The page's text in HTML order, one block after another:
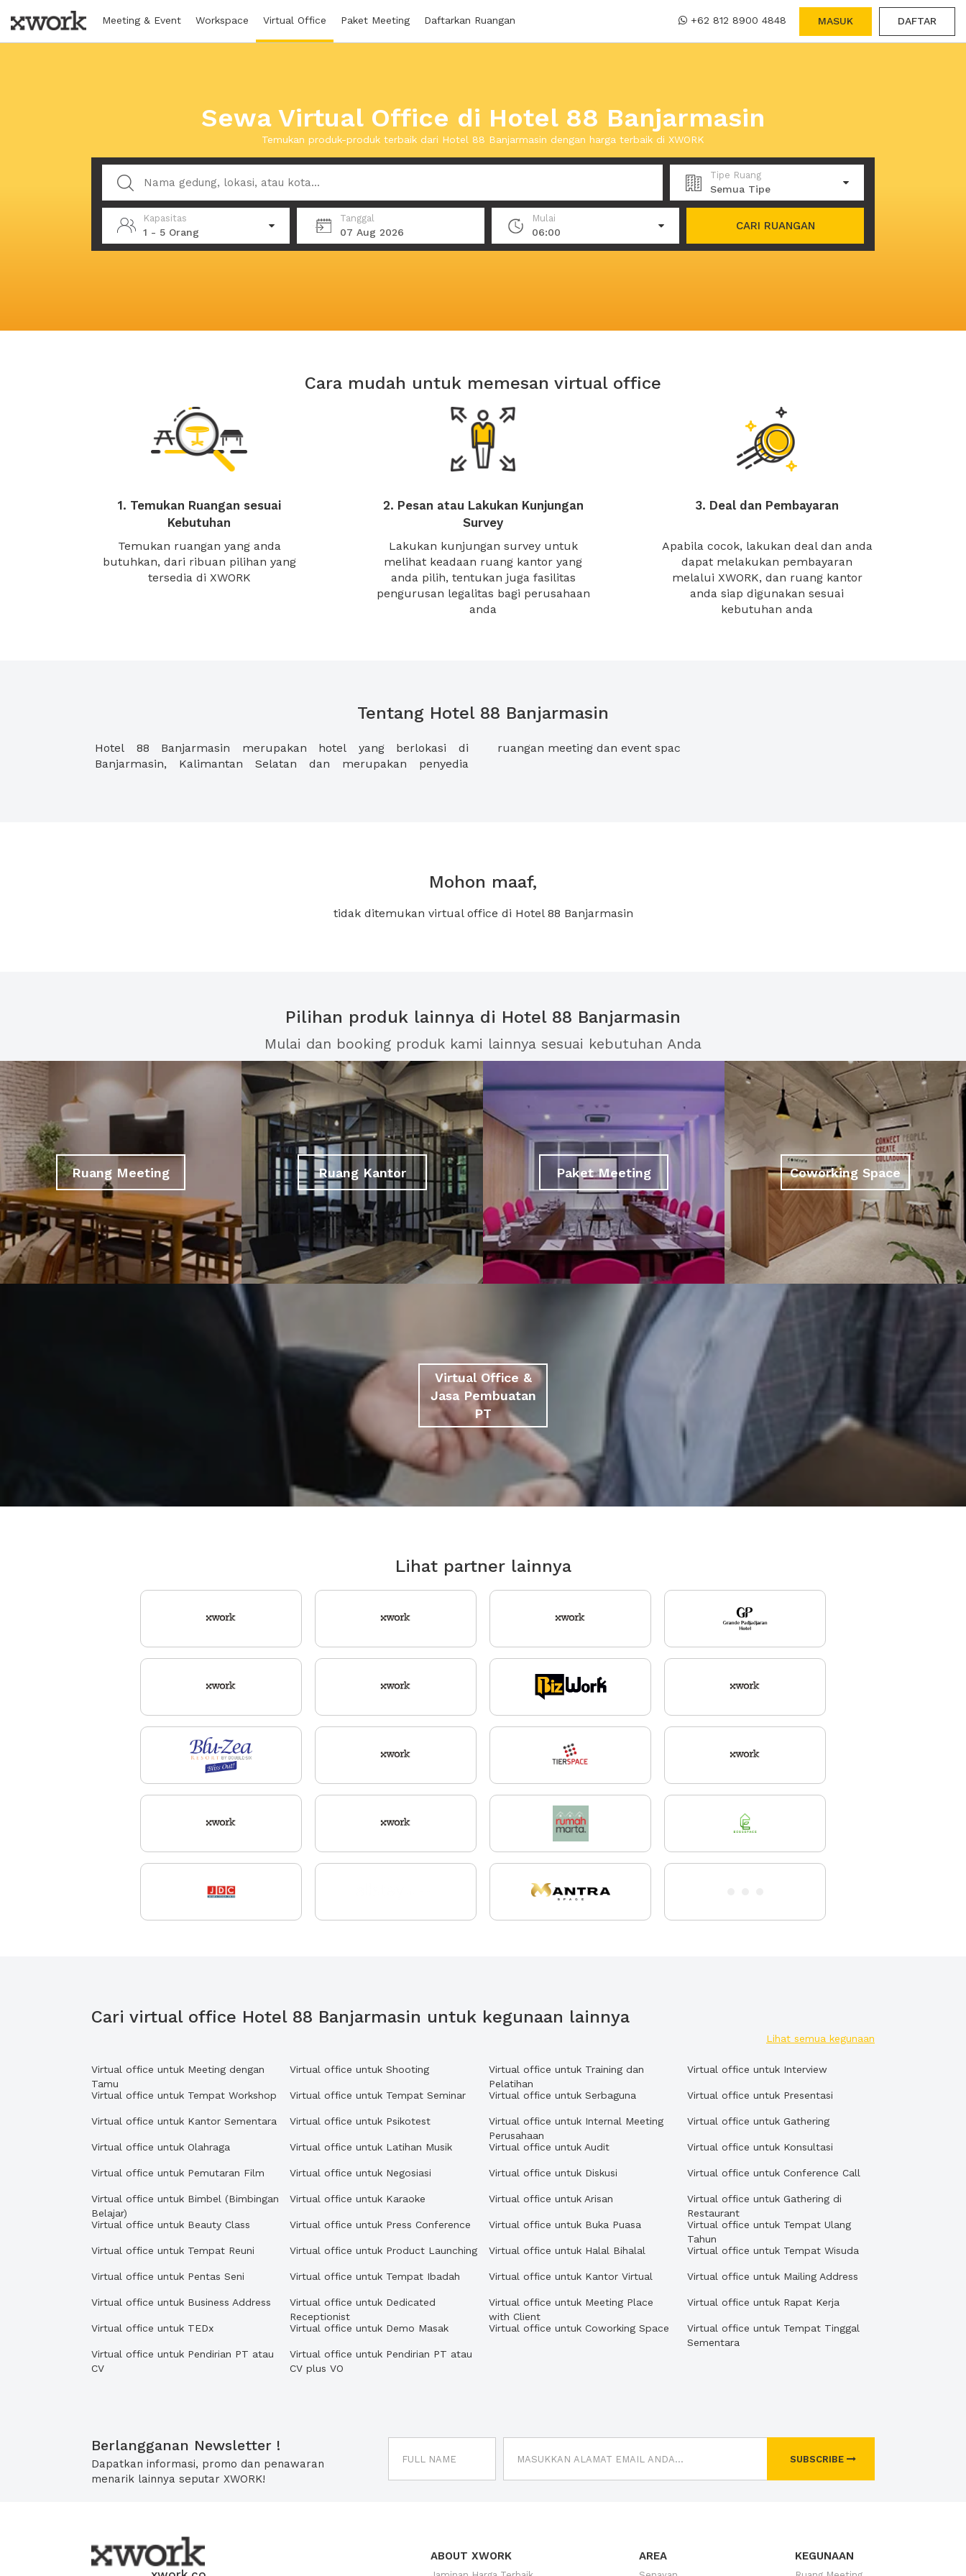
Meeting & Event Workspace Virtual Office Paket Meeting Daftarkan Ruangan +62 812 8900 4848 MASUK DAFTAR
Sewa Virtual Office di Hotel 88 Banjarmasin
Temukan produk-produk terbaik dari Hotel 88 Banjarmasin dengan harga terbaik di XWORK
Tipe Ruang
Semua Tipe
Kapasitas
1 - 5 Orang
Tanggal
07 Aug 2026
Mulai
06:00
CARI RUANGAN
Cara mudah untuk memesan virtual office
1. Temukan Ruangan sesuai
Kebutuhan
Temukan ruangan yang anda
butuhkan, dari ribuan pilihan yang
tersedia di XWORK
2. Pesan atau Lakukan Kunjungan
Survey
Lakukan kunjungan survey untuk
melihat keadaan ruang kantor yang
anda pilih, tentukan juga fasilitas
pengurusan legalitas bagi perusahaan
anda
3. Deal dan Pembayaran
Apabila cocok, lakukan deal dan anda
dapat melakukan pembayaran
melalui XWORK, dan ruang kantor
anda siap digunakan sesuai
kebutuhan anda
Tentang Hotel 88 Banjarmasin
Hotel 88 Banjarmasin merupakan hotel yang berlokasi di
Banjarmasin, Kalimantan Selatan dan merupakan penyedia
ruangan meeting dan event spac
Mohon maaf,
tidak ditemukan virtual office di Hotel 88 Banjarmasin
Pilihan produk lainnya di Hotel 88 Banjarmasin
Mulai dan booking produk kami lainnya sesuai kebutuhan Anda
Ruang Meeting Ruang Kantor Paket Meeting Coworking Space
Virtual Office &
Jasa Pembuatan
PT
Lihat partner lainnya
Cari virtual office Hotel 88 Banjarmasin untuk kegunaan lainnya
Lihat semua kegunaan
Virtual office untuk Meeting dengan
Tamu
Virtual office untuk Shooting
Virtual office untuk Training dan
Pelatihan
Virtual office untuk Interview
Virtual office untuk Tempat Workshop Virtual office untuk Tempat Seminar Virtual office untuk Serbaguna Virtual office untuk Presentasi
Virtual office untuk Kantor Sementara Virtual office untuk Psikotest
Virtual office untuk Internal Meeting
Perusahaan
Virtual office untuk Gathering
Virtual office untuk Olahraga Virtual office untuk Latihan Musik Virtual office untuk Audit Virtual office untuk Konsultasi
Virtual office untuk Pemutaran Film Virtual office untuk Negosiasi Virtual office untuk Diskusi Virtual office untuk Conference Call
Virtual office untuk Bimbel (Bimbingan
Belajar)
Virtual office untuk Karaoke Virtual office untuk Arisan
Virtual office untuk Gathering di
Restaurant
Virtual office untuk Beauty Class
Virtual office untuk Press Conference Virtual office untuk Buka Puasa
Virtual office untuk Tempat Ulang
Tahun
Virtual office untuk Tempat Reuni
Virtual office untuk Product Launching Virtual office untuk Halal Bihalal Virtual office untuk Tempat Wisuda
Virtual office untuk Pentas Seni Virtual office untuk Tempat Ibadah Virtual office untuk Kantor Virtual Virtual office untuk Mailing Address
Virtual office untuk Business Address
Virtual office untuk Dedicated
Receptionist
Virtual office untuk Meeting Place
with Client
Virtual office untuk Rapat Kerja
Virtual office untuk TEDx Virtual office untuk Demo Masak Virtual office untuk Coworking Space
Virtual office untuk Tempat Tinggal
Sementara
Virtual office untuk Pendirian PT atau
CV
Virtual office untuk Pendirian PT atau
CV plus VO
Berlangganan Newsletter !
Dapatkan informasi, promo dan penawaran
menarik lainnya seputar XWORK!
SUBSCRIBE
ABOUT XWORK AREA KEGUNAAN